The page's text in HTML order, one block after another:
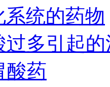
统的药物
过多引起
酸药